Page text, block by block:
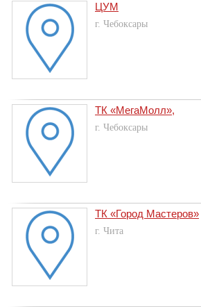
ЦУМ
г. Чебоксары
ТК «МегаМолл»,
г. Чебоксары
ТК «Город Мастеров»
г. Чита